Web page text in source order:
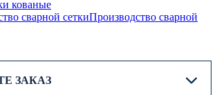
кованые
Производство сварной
ЗАКАЗ